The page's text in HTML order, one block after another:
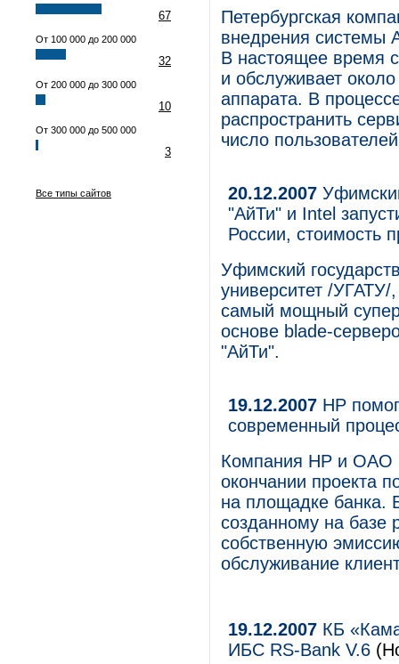
67
От 100 000 до 200 000
32
От 200 000 до 300 000
10
От 300 000 до 500 000
3
Все типы сайтов
Петербургская
внедрения системы
В настоящее время
и обслуживает
аппарата. В
распространить
число
20.12.2007
"АйТи" и Intel
России, стоимость
Уфимский
университет /
самый мощный
основе blade-
"АйТи".
19.12.2007 НР
современный
Компания НР и ОАО
окончании проекта
на площадке банка.
созданному на базе
собственную
обслуживание
19.12.2007 КБ
ИБС RS-Bank V.6